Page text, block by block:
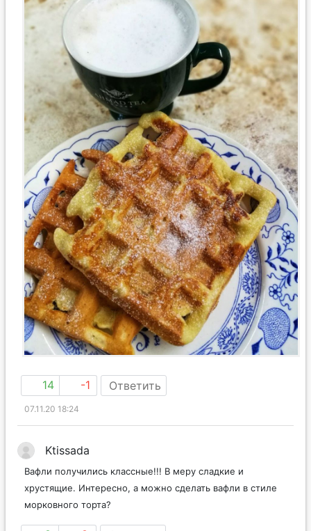
14 -1 Ответить
07.11.20 18:24
Ktissada
Вафли получились классные!!! В меру сладкие и
хрустящие. Интересно, а можно сделать вафли в стиле
морковного торта?